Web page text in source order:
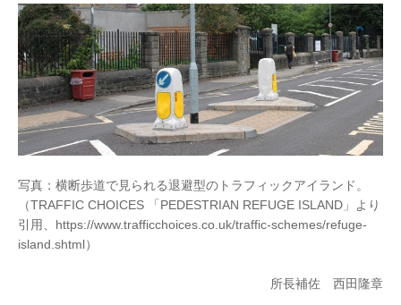
写真：横断歩道で見られる退避型のトラフィックアイランド。
（TRAFFIC CHOICES 「PEDESTRIAN REFUGE ISLAND」より
引用、https://www.trafficchoices.co.uk/traffic-schemes/refuge-
island.shtml）
所長補佐 西田隆章